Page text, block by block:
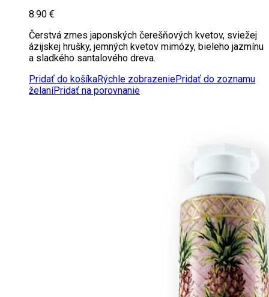
8.90 €
Čerstvá zmes japonských čerešňových kvetov, sviežej
ázijskej hrušky, jemných kvetov mimózy, bieleho jazmínu
a sladkého santalového dreva.
Pridať do košíkaRýchle zobrazeniePridať do zoznamu
želaníPridať na porovnanie